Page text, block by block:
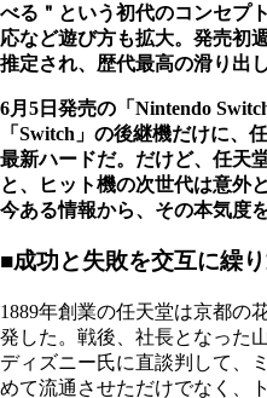
べる＂という初代のコンセプ
応など遊び方も拡大。発売初
推定され、歴代最高の滑り出
6月5日発売の「Nintendo
「Switch」の後継機だけに、
最新ハードだ。だけど、任天
と、ヒット機の次世代は意
今ある情報から、その本気度
■成功と失敗を交互に繰
1889年創業の任天堂は京都の
発した。戦後、社長となった
ディズニー氏に直談判して、
めて流通させただけでなく、